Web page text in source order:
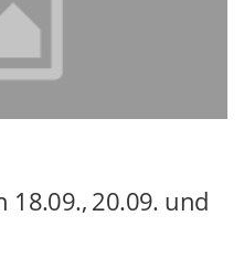
18.09., 20.09. und